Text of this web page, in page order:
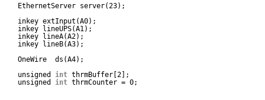
EthernetServer server(23);
inkey extInput(A0);
inkey lineUPS(A1);
inkey lineA(A2);
inkey lineB(A3);
OneWire  ds(A4);
unsigned int thrmBuffer[2];
unsigned int thrmCounter = 0;